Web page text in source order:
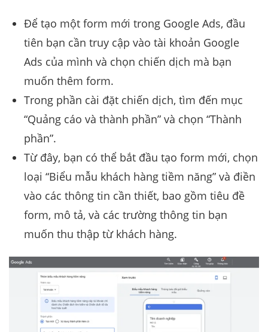
Để tạo một form mới trong Google Ads, đầu
tiên bạn cần truy cập vào tài khoản Google
Ads của mình và chọn chiến dịch mà bạn
muốn thêm form.
Trong phần cài đặt chiến dịch, tìm đến mục
“Quảng cáo và thành phần” và chọn “Thành
phần”.
Từ đây, bạn có thể bắt đầu tạo form mới, chọn
loại “Biểu mẫu khách hàng tiềm năng” và điền
vào các thông tin cần thiết, bao gồm tiêu đề
form, mô tả, và các trường thông tin bạn
muốn thu thập từ khách hàng.